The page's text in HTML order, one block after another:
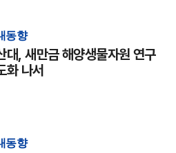
동향
대, 새만금 해양생물자원 연구
화 나서
동향